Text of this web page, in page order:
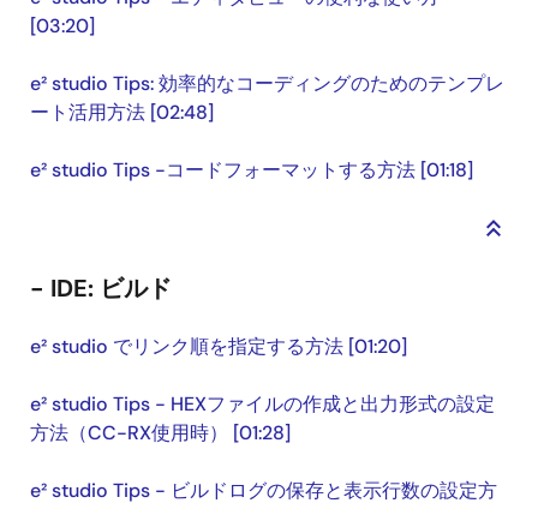
[03:20]
e² studio Tips: 効率的なコーディングのためのテンプレ
ート活用方法 [02:48]
e² studio Tips -コードフォーマットする方法 [01:18]
keyboard_double_arrow_up
- IDE: ビルド
e² studio でリンク順を指定する方法 [01:20]
e² studio Tips - HEXファイルの作成と出力形式の設定
方法（CC-RX使用時） [01:28]
e² studio Tips - ビルドログの保存と表示行数の設定方